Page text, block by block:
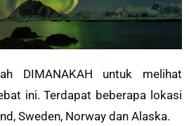
DIMANAKAH untuk melihat
ini. Terdapat beberapa lokasi
Sweden, Norway dan Alaska.